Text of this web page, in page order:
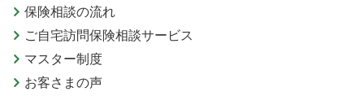
保険相談の流れ
ご自宅訪問保険相談サービス
マスター制度
お客さまの声